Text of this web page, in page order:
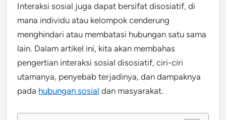
Interaksi sosial juga dapat bersifat disosiatif, di
mana individu atau kelompok cenderung
menghindari atau membatasi hubungan satu sama
lain. Dalam artikel ini, kita akan membahas
pengertian interaksi sosial disosiatif, ciri-ciri
utamanya, penyebab terjadinya, dan dampaknya
pada hubungan sosial dan masyarakat.